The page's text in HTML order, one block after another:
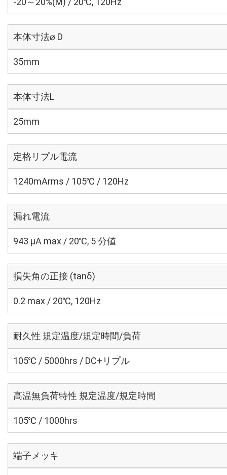
本体寸法⌀ D
35mm
本体寸法L
25mm
定格リプル電流
1240mArms / 105℃ / 120Hz
漏れ電流
943 μA max / 20℃, 5 分値
損失角の正接 (tanδ)
0.2 max / 20℃, 120Hz
耐久性 規定温度/規定時間/負荷
105℃ / 5000hrs / DC+リプル
高温無負荷特性 規定温度/規定時間
105℃ / 1000hrs
端子メッキ